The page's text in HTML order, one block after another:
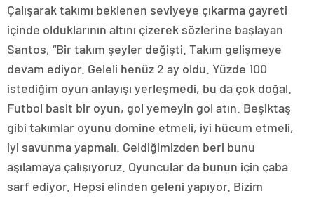
Çalışarak takımı beklenen seviyeye çıkarma gayreti
içinde olduklarının altını çizerek sözlerine başlayan
Santos, “Bir takım şeyler değişti. Takım gelişmeye
devam ediyor. Geleli henüz 2 ay oldu. Yüzde 100
istediğim oyun anlayışı yerleşmedi, bu da çok doğal.
Futbol basit bir oyun, gol yemeyin gol atın. Beşiktaş
gibi takımlar oyunu domine etmeli, iyi hücum etmeli,
iyi savunma yapmalı. Geldiğimizden beri bunu
aşılamaya çalışıyoruz. Oyuncular da bunun için çaba
sarf ediyor. Hepsi elinden geleni yapıyor. Bizim